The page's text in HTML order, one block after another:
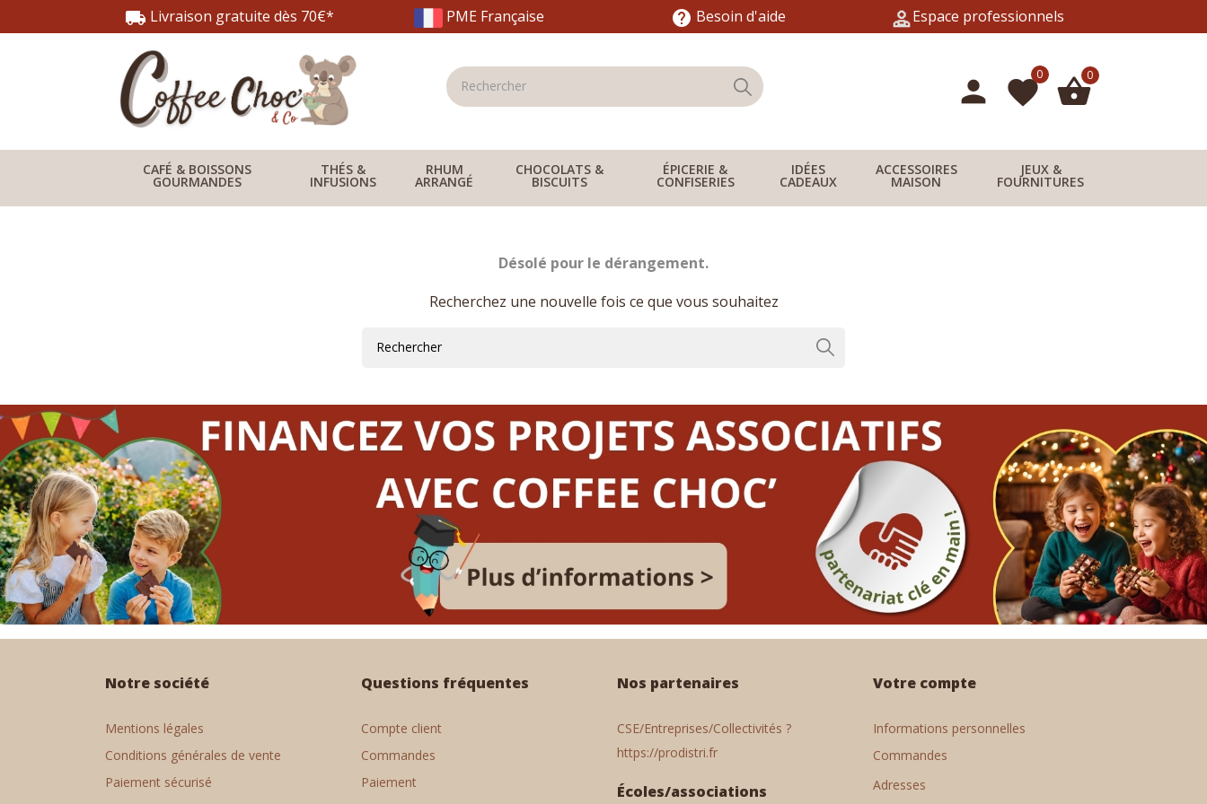
local_shipping Livraison gratuite dès 70€* PME Française help Besoin d'aide Espace professionnels
person favorite
0 shopping_basket0
CAFÉ & BOISSONS
GOURMANDES
THÉS &
INFUSIONS
RHUM
ARRANGÉ
CHOCOLATS &
BISCUITS
ÉPICERIE &
CONFISERIES
IDÉES
CADEAUX
ACCESSOIRES
MAISON
JEUX &
FOURNITURES
Désolé pour le dérangement.
Recherchez une nouvelle fois ce que vous souhaitez
Notre société
Mentions légales
Conditions générales de vente
Paiement sécurisé
Questions fréquentes
Compte client
Commandes
Paiement
Nos partenaires
CSE/Entreprises/Collectivités ?
https://prodistri.fr
Écoles/associations
Votre compte
Informations personnelles
Commandes
Adresses